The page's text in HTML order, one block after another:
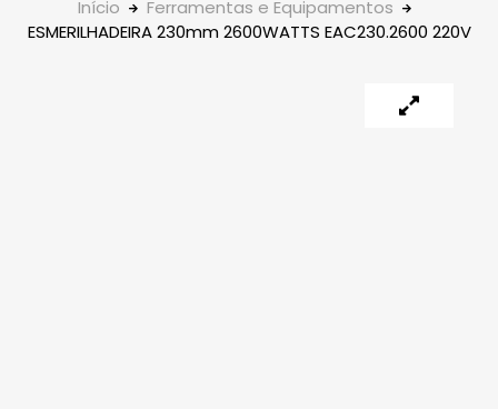
Início
Ferramentas e Equipamentos
ESMERILHADEIRA 230mm 2600WATTS EAC230.2600 220V